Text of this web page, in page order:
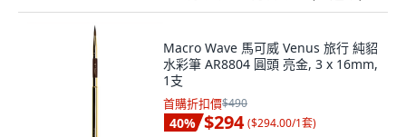
Macro Wave 馬可威 Venus 旅行 純貂
水彩筆 AR8804 圓頭 亮金, 3 x 16mm,
1支
首購折扣價$490
40% $294 ($294.00/1套)